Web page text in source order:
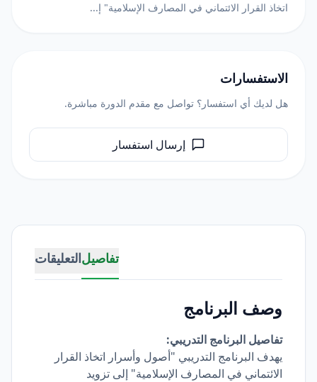
تفاصيلالتعليقات
وصف البرنامج
تفاصيل البرنامج التدريبي:
يهدف البرنامج التدريبي "أصول وأسرار اتخاذ القرار
الائتماني في المصارف الإسلامية" إلى تزويد
اتخاذ القرار الائتماني في المصارف الإسلامية" إ...
الاستفسارات
هل لديك أي استفسار؟ تواصل مع مقدم الدورة مباشرة.
إرسال استفسار